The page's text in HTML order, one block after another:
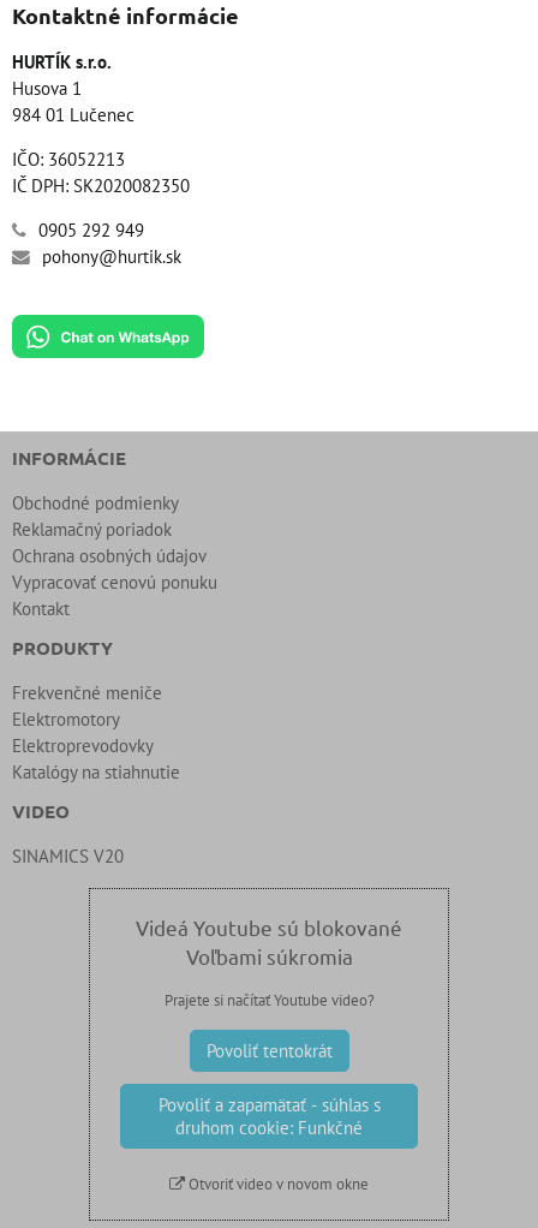
Kontaktné informácie
HURTÍK s.r.o.
Husova 1
984 01 Lučenec
IČO: 36052213
IČ DPH: SK2020082350
0905 292 949
pohony@hurtik.sk
INFORMÁCIE
Obchodné podmienky
Reklamačný poriadok
Ochrana osobných údajov
Vypracovať cenovú ponuku
Kontakt
PRODUKTY
Frekvenčné meniče
Elektromotory
Elektroprevodovky
Katalógy na stiahnutie
VIDEO
SINAMICS V20
Videá Youtube sú blokované
Voľbami súkromia
Prajete si načítať Youtube video?
Povoliť tentokrát
Povoliť a zapamätať - súhlas s
druhom cookie: Funkčné
Otvoriť video v novom okne